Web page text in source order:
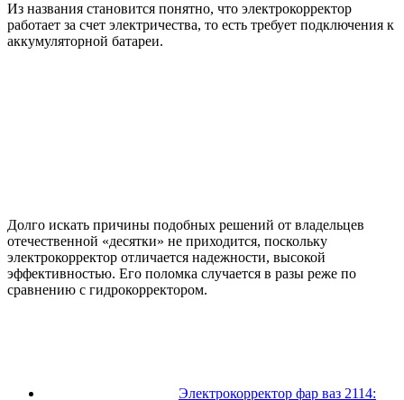
Из названия становится понятно, что электрокорректор
работает за счет электричества, то есть требует подключения к
аккумуляторной батареи.
Долго искать причины подобных решений от владельцев
отечественной «десятки» не приходится, поскольку
электрокорректор отличается надежности, высокой
эффективностью. Его поломка случается в разы реже по
сравнению с гидрокорректором.
Электрокорректор фар ваз 2114: